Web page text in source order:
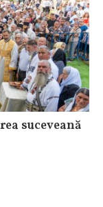
suceveană